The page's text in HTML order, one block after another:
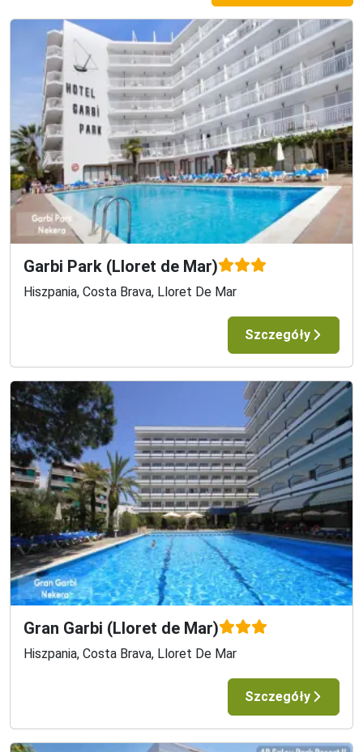
Garbi Park (Lloret de Mar)
Hiszpania, Costa Brava, Lloret De Mar
Szczegóły
Gran Garbi (Lloret de Mar)
Hiszpania, Costa Brava, Lloret De Mar
Szczegóły